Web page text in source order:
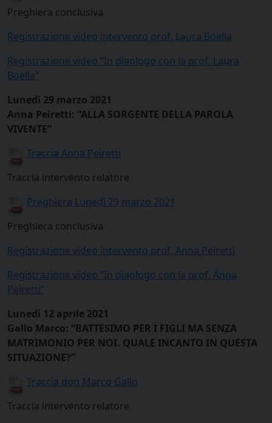
Preghiera conclusiva
Registrazione video intervento prof. Laura Boella
Registrazione video “In diaologo con la prof. Laura
Boella”
Lunedì 29 marzo 2021
Anna Peiretti: “ALLA SORGENTE DELLA PAROLA
VIVENTE”
Traccia Anna Peiretti
Traccia intervento relatore
Preghiera Lunedì 29 marzo 2021
Preghiera conclusiva
Registrazione video intervento prof. Anna Peiretti
Registrazione video “In diaologo con la prof. Anna
Peiretti”
Lunedì 12 aprile 2021
Gallo Marco: “BATTESIMO PER I FIGLI MA SENZA
MATRIMONIO PER NOI. QUALE INCANTO IN QUESTA
SITUAZIONE?”
Traccia don Marco Gallo
Traccia intervento relatore